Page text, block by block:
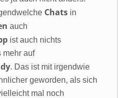
Chatsin
auch
ist auch nichts
mehr auf
. Das ist mit irgendwie
geworden, als sich
mal noch